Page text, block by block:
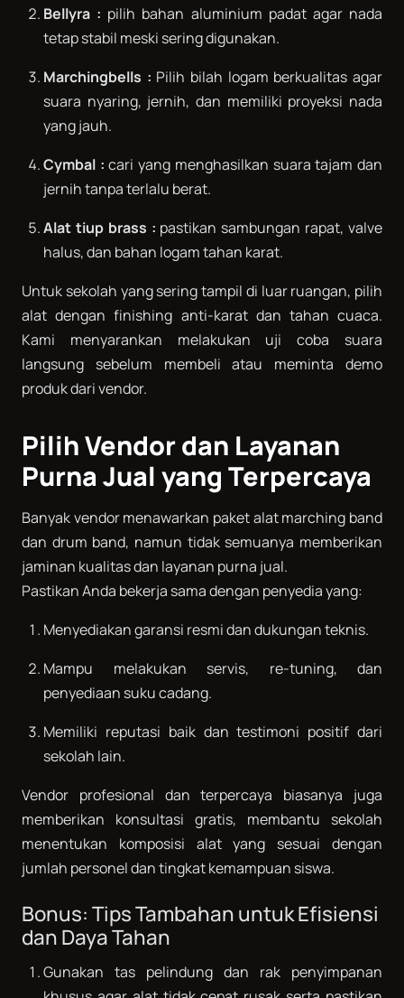
Bellyra : pilih bahan aluminium padat agar nada
tetap stabil meski sering digunakan.
Marchingbells : Pilih bilah logam berkualitas agar
suara nyaring, jernih, dan memiliki proyeksi nada
yang jauh.
Cymbal : cari yang menghasilkan suara tajam dan
jernih tanpa terlalu berat.
Alat tiup brass : pastikan sambungan rapat, valve
halus, dan bahan logam tahan karat.
Untuk sekolah yang sering tampil di luar ruangan, pilih
alat dengan finishing anti-karat dan tahan cuaca.
Kami menyarankan melakukan uji coba suara
langsung sebelum membeli atau meminta demo
produk dari vendor.
Pilih Vendor dan Layanan
Purna Jual yang Terpercaya
Banyak vendor menawarkan paket alat marching band
dan drum band, namun tidak semuanya memberikan
jaminan kualitas dan layanan purna jual.
Pastikan Anda bekerja sama dengan penyedia yang:
Menyediakan garansi resmi dan dukungan teknis.
Mampu melakukan servis, re-tuning, dan
penyediaan suku cadang.
Memiliki reputasi baik dan testimoni positif dari
sekolah lain.
Vendor profesional dan terpercaya biasanya juga
memberikan konsultasi gratis, membantu sekolah
menentukan komposisi alat yang sesuai dengan
jumlah personel dan tingkat kemampuan siswa.
Bonus: Tips Tambahan untuk Efisiensi
dan Daya Tahan
Gunakan tas pelindung dan rak penyimpanan